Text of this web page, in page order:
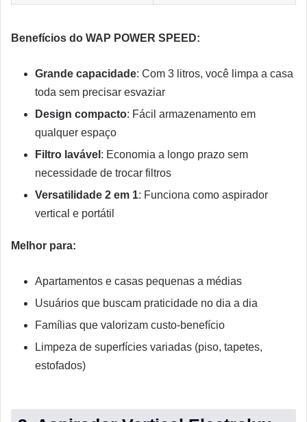
Benefícios do WAP POWER SPEED:
Grande capacidade: Com 3 litros, você limpa a casa
toda sem precisar esvaziar
Design compacto: Fácil armazenamento em
qualquer espaço
Filtro lavável : Economia a longo prazo sem
necessidade de trocar filtros
Versatilidade 2 em 1: Funciona como aspirador
vertical e portátil
Melhor para:
Apartamentos e casas pequenas a médias
Usuários que buscam praticidade no dia a dia
Famílias que valorizam custo-benefício
Limpeza de superfícies variadas (piso, tapetes,
estofados)